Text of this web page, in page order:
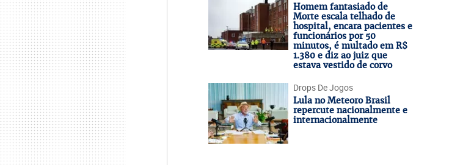
Homem fantasiado de
Morte escala telhado de
hospital, encara pacientes e
funcionários por 50
minutos, é multado em R$
1.380 e diz ao juiz que
estava vestido de corvo
Drops De Jogos
Lula no Meteoro Brasil
repercute nacionalmente e
internacionalmente